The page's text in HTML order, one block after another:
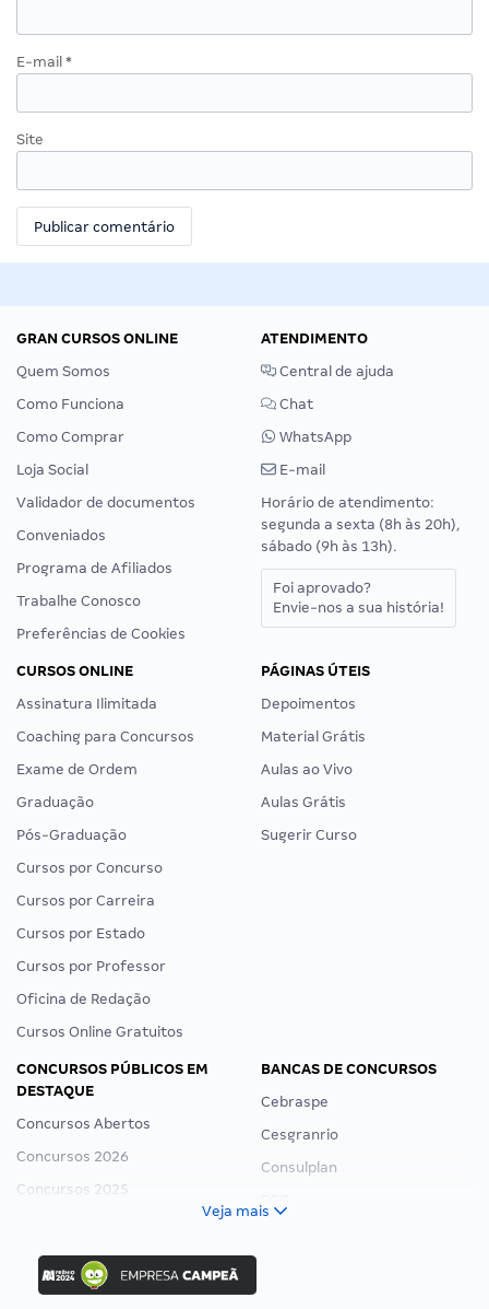
E-mail *
Site
GRAN CURSOS ONLINE
Quem Somos
Como Funciona
Como Comprar
Loja Social
Validador de documentos
Conveniados
Programa de Afiliados
Trabalhe Conosco
Preferências de Cookies
ATENDIMENTO
Central de ajuda
Chat
WhatsApp
E-mail
Horário de atendimento:
segunda a sexta (8h às 20h),
sábado (9h às 13h).
Foi aprovado?
Envie-nos a sua história!
CURSOS ONLINE
Assinatura Ilimitada
Coaching para Concursos
Exame de Ordem
Graduação
Pós-Graduação
Cursos por Concurso
Cursos por Carreira
Cursos por Estado
Cursos por Professor
Oficina de Redação
Cursos Online Gratuitos
PÁGINAS ÚTEIS
Depoimentos
Material Grátis
Aulas ao Vivo
Aulas Grátis
Sugerir Curso
CONCURSOS PÚBLICOS EM
DESTAQUE
Concursos Abertos
Concursos 2026
Concursos 2025
Concurso Ibama
Concurso MPU
BANCAS DE CONCURSOS
Cebraspe
Cesgranrio
Consulplan
Veja mais